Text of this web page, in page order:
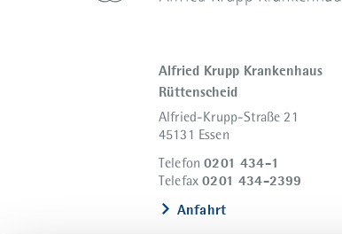
Alfried Krupp Krankenhaus
Rüttenscheid
Alfried-Krupp-Straße 21
45131 Essen
Telefon0201 434-1
Telefax0201 434-2399
Anfahrt